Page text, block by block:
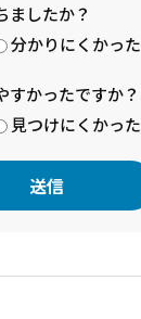
ましたか？
分かりにくかった
すかったですか？
見つけにくかった